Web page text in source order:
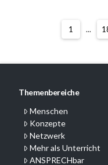
1 ...
Themenbereiche
Menschen
Konzepte
Netzwerk
Mehr als Unterricht
ANSPRECHbar